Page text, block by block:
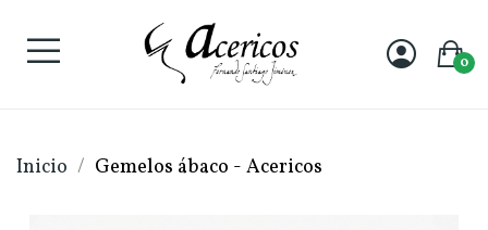
0
Inicio Gemelos ábaco - Acericos